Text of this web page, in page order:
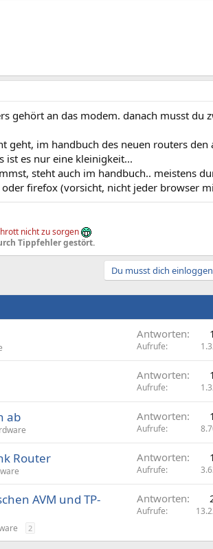
gehört an das modem. danach musst du
geht, im handbuch des neuen routers
ist es nur eine kleinigkeit...
steht auch im handbuch.. meistens
firefox (vorsicht, nicht jeder browser
nicht zu sorgen
Tippfehler gestört.
Du musst dich
Antworten
Aufrufe
Antworten
Aufrufe
ab Antworten
Aufrufe
Router Antworten
Aufrufe
AVM und TP-
2
Antworten
Aufrufe